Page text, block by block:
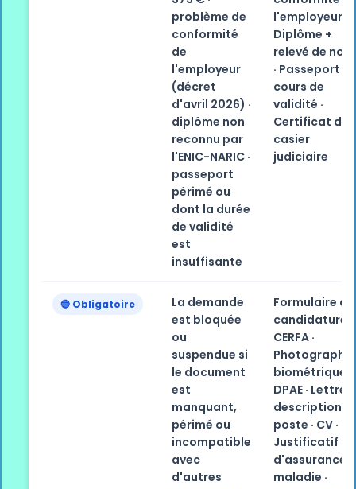
problème de
conformité
de
l'employeur
(décret
d'avril 2026) ·
diplôme non
reconnu par
l'ENIC-NARIC ·
passeport
périmé ou
dont la durée
de validité
est
insuffisante
l'employeur ·
Diplôme +
relevé de
· Passeport
cours de
validité ·
Certificat de
casier
judiciaire
🔵 Obligatoire
La demande
est bloquée
ou
suspendue si
le document
est
manquant,
périmé ou
incompatible
avec
d'autres
Formulaire de
candidature
CERFA ·
biométriques
DPAE · Lettre
description
poste · CV ·
Justificatif
d'assurance
maladie ·